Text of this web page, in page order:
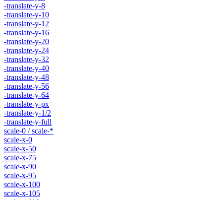
-translate-y-8
-translate-y-10
-translate-y-12
-translate-y-16
-translate-y-20
-translate-y-24
-translate-y-32
-translate-y-40
-translate-y-48
-translate-y-56
-translate-y-64
-translate-y-px
-translate-y-1/2
-translate-y-full
scale-0 / scale-*
scale-x-0
scale-x-50
scale-x-75
scale-x-90
scale-x-95
scale-x-100
scale-x-105